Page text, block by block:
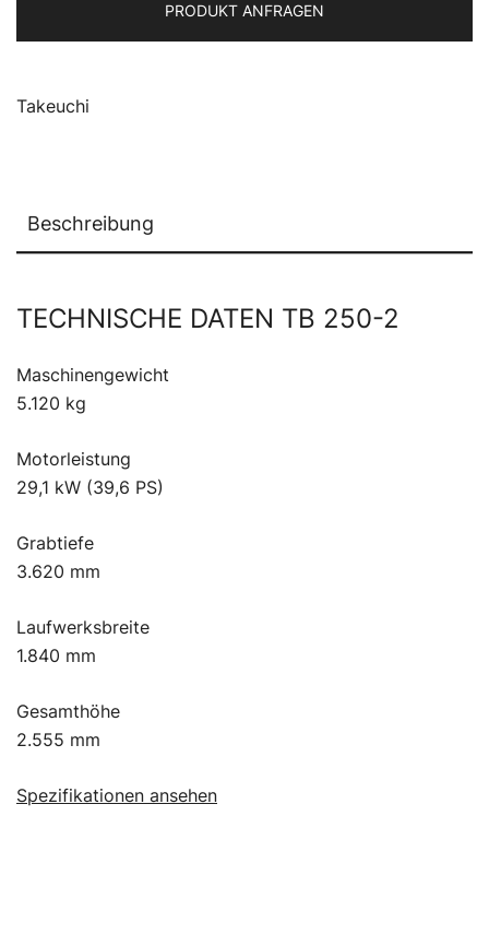
PRODUKT ANFRAGEN
Takeuchi
Beschreibung
TECHNISCHE DATEN TB 250-2
Maschinengewicht
5.120 kg
Motorleistung
29,1 kW (39,6 PS)
Grabtiefe
3.620 mm
Laufwerksbreite
1.840 mm
Gesamthöhe
2.555 mm
Spezifikationen ansehen